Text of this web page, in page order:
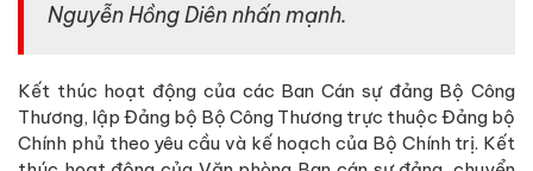
Nguyễn Hồng Diên nhấn mạnh.
Kết thúc hoạt động của các Ban Cán sự đảng Bộ Công
Thương, lập Đảng bộ Bộ Công Thương trực thuộc Đảng bộ
Chính phủ theo yêu cầu và kế hoạch của Bộ Chính trị. Kết